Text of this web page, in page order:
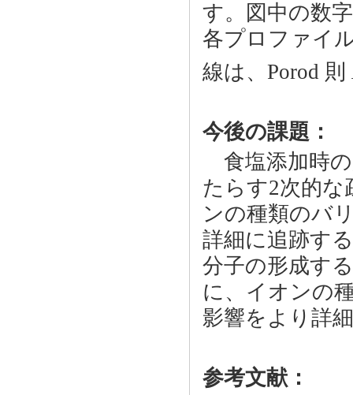
す。図中の数
各プロファイ
線は、Porod 則
今後の課題：
食塩添加時
たらす2次的な
ンの種類のバ
詳細に追跡す
分子の形成す
に、イオンの
影響をより詳
参考文献：